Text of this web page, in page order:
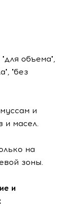
объема",
"без
и
и масел.
на
зоны.
и